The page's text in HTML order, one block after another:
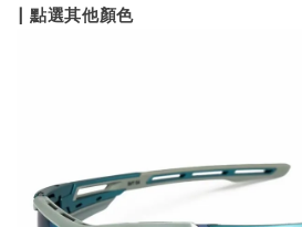
| 點選其他顏色